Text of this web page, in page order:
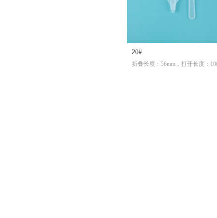
20#
折叠长度：56mm，打开长度：